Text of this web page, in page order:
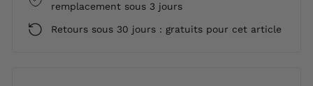
remplacement sous 3 jours
Retours sous 30 jours : gratuits pour cet article